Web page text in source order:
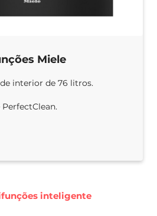
Miele
interior de 76 litros.
inteligente